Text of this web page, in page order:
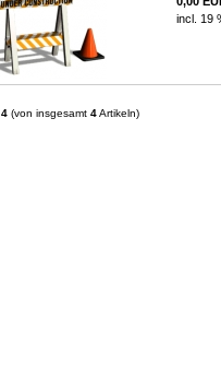
incl. 19
4 (von insgesamt 4Artikeln)